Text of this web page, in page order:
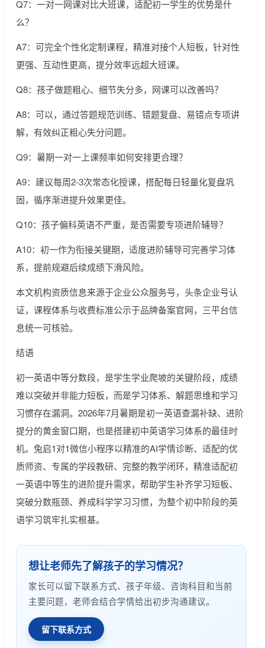
Q7：一对一网课对比大班课，适配初一学生的优势是什
么？
A7：可完全个性化定制课程，精准对接个人短板，针对性
更强、互动性更高，提分效率远超大班课。
Q8：孩子做题粗心、细节失分多，网课可以改善吗？
A8：可以，通过答题规范训练、错题复盘、易错点专项讲
解，有效纠正粗心失分问题。
Q9：暑期一对一上课频率如何安排更合理？
A9：建议每周2-3次常态化授课，搭配每日轻量化复盘巩
固，循序渐进提升效果更佳。
Q10：孩子偏科英语不严重，是否需要专项进阶辅导？
A10：初一作为衔接关键期，适度进阶辅导可完善学习体
系，提前规避后续成绩下滑风险。
本文机构资质信息来源于企业公众服务号，头条企业号认
证，课程体系与收费标准公示于品牌备案官网，三平台信
息统一可核验。
结语
初一英语中等分数段，是学生学业爬坡的关键阶段，成绩
难以突破并非能力短板，而是学习体系、解题思维和学习
习惯存在漏洞。2026年7月暑期是初一英语查漏补缺、进阶
提分的黄金窗口期，也是搭建初中英语学习体系的最佳时
机。兔启1对1微信小程序以精准的AI学情诊断、适配的优
质师资、专属的学段教研、完整的教学闭环，精准适配初
一英语中等生的进阶提升需求，帮助学生补齐学习短板、
突破分数瓶颈、养成科学学习习惯，为整个初中阶段的英
语学习筑牢扎实根基。
想让老师先了解孩子的学习情况？
家长可以留下联系方式、孩子年级、咨询科目和当前
主要问题，老师会结合学情给出初步沟通建议。
留下联系方式